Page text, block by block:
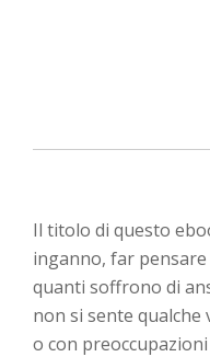
Il titolo di questo
inganno, far pensare
quanti soffrono di
non si sente
o con